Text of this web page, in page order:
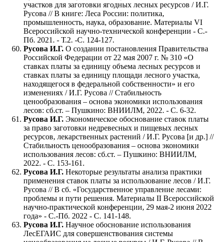
участков для заготовки ягодных лесных ресурсов / И.Г.
Русова // В книге: Леса России: политика,
промышленность, наука, образование. Материалы VI
Всероссийской научно-технической конференции - С.-
Пб. 2021. - Т.2. -С. 124-127.
Русова И.Г. О создании постановления Правительства
Российской Федерации от 22 мая 2007 г. № 310 «О
ставках платы за единицу объема лесных ресурсов и
ставках платы за единицу площади лесного участка,
находящегося в федеральной собственности» и его
изменениях / И.Г. Русова // Стабильность
ценообразования – основа экономики использования
лесов: сб.ст. – Пушкино: ВНИИЛМ, 2022. - С. 6-32.
Русова И.Г. Экономическое обоснование ставок платы
за право заготовки недревесных и пищевых лесных
ресурсов, лекарственных растений / И.Г. Русова [и др.] //
Стабильность ценообразования – основа экономики
использования лесов: сб.ст. – Пушкино: ВНИИЛМ,
2022. - С. 153-161.
Русова И.Г. Некоторые результаты анализа практики
применения ставок платы за использование лесов / И.Г.
Русова // В сб. «Государственное управление лесами:
проблемы и пути решения. Материалы II Всероссийской
научно-практической конференции, 29 мая-2 июня 2022
года» - С.-Пб. 2022 - С. 141-148.
Русова И.Г. Научное обоснование использования
ЛесЕГАИС для совершенствования системы